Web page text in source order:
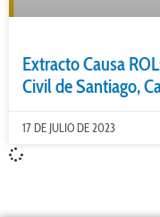
Extracto Causa
Civil de Santiago,
17 DE JULIO DE 2023